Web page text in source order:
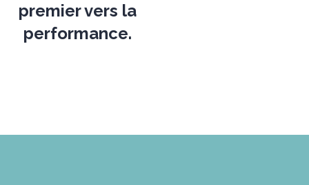
premier vers la
performance.